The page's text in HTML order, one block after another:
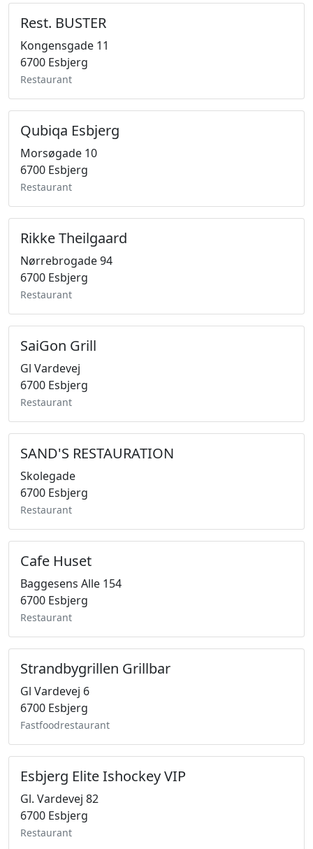
Rest. BUSTER
Kongensgade 11
6700 Esbjerg
Restaurant
Qubiqa Esbjerg
Morsøgade 10
6700 Esbjerg
Restaurant
Rikke Theilgaard
Nørrebrogade 94
6700 Esbjerg
Restaurant
SaiGon Grill
Gl Vardevej
6700 Esbjerg
Restaurant
SAND'S RESTAURATION
Skolegade
6700 Esbjerg
Restaurant
Cafe Huset
Baggesens Alle 154
6700 Esbjerg
Restaurant
Strandbygrillen Grillbar
Gl Vardevej 6
6700 Esbjerg
Fastfoodrestaurant
Esbjerg Elite Ishockey VIP
Gl. Vardevej 82
6700 Esbjerg
Restaurant